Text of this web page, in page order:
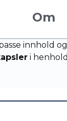
Om
innhold
i